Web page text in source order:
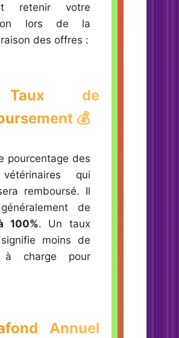
retenir votre
lors de la
des offres :
de
💰
pourcentage des
qui
remboursé. Il
de
100%. Un taux
moins de
à charge pour
Annuel